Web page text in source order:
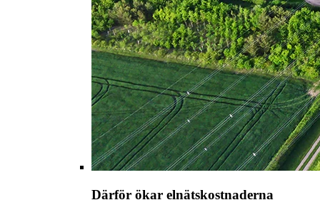
Därför ökar elnätskostnaderna